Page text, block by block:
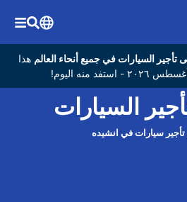
هذا
السيارات
سيارات في انشيده